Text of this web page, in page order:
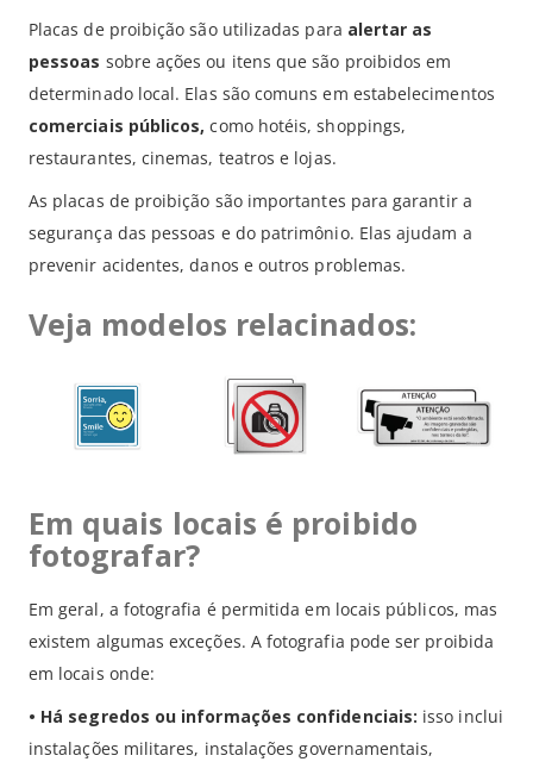
Placas de proibição são utilizadas para alertar as
pessoas sobre ações ou itens que são proibidos em
determinado local. Elas são comuns em estabelecimentos
comerciais públicos, como hotéis, shoppings,
restaurantes, cinemas, teatros e lojas.
As placas de proibição são importantes para garantir a
segurança das pessoas e do patrimônio. Elas ajudam a
prevenir acidentes, danos e outros problemas.
Veja modelos relacinados:
Em quais locais é proibido
fotografar?
Em geral, a fotografia é permitida em locais públicos, mas
existem algumas exceções. A fotografia pode ser proibida
em locais onde:
• Há segredos ou informações confidenciais: isso inclui
instalações militares, instalações governamentais,